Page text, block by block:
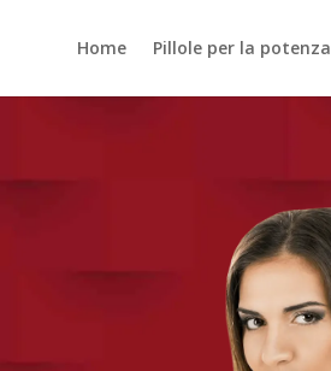
Home Pillole per la potenza